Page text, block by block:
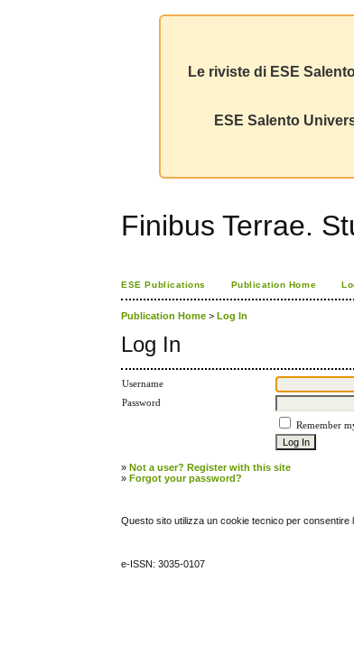
Le riviste di ESE
ESE Salento
Finibus Terrae.
ESE Publications Publication Home
Publication Home >Log In
Log In
Username
Password
Remember
»Not a user? Register with this site
»Forgot your password?
Questo sito utilizza un cookie tecnico per
e-ISSN: 3035-0107